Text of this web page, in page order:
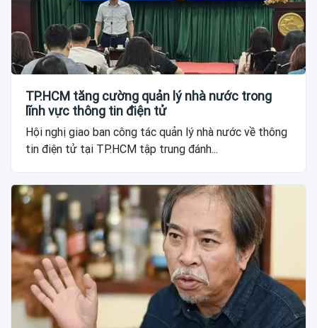
TP.HCM tăng cường quản lý nhà nước trong
lĩnh vực thông tin điện tử
Hội nghị giao ban công tác quản lý nhà nước về thông
tin điện tử tại TP.HCM tập trung đánh...